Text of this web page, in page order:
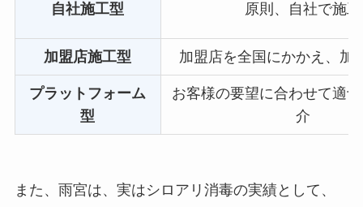
自社施工型 原則、自社で施工
加盟店施工型 加盟店を全国にかかえ、加
プラットフォーム
型
お客様の要望に合わせて適
介
また、雨宮は、実はシロアリ消毒の実績として、